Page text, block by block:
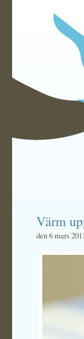
Värm
den 6 mars